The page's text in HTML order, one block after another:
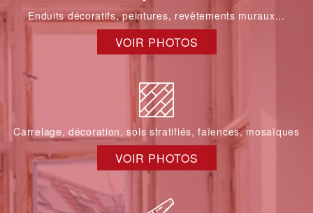
Enduits décoratifs, peintures, revêtements muraux...
VOIR PHOTOS
Carrelage, décoration, sols stratifiés, faïences, mosaïques
VOIR PHOTOS